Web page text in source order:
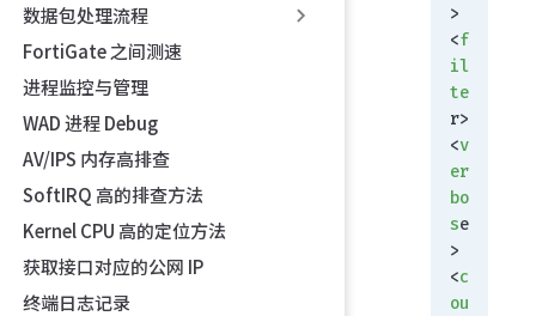
数据包处理流程
FortiGate 之间测速
进程监控与管理
WAD 进程 Debug
AV/IPS 内存高排查
SoftIRQ 高的排查方法
Kernel CPU 高的定位方法
获取接口对应的公网 IP
终端日志记录
>
<f
il
te
r>
<v
er
bo
se
>
<c
ou